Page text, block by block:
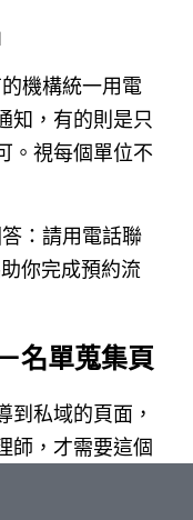
機構統一用電
知，有的則是只
。視每個單位不
：請用電話聯
你完成預約流
名單蒐集頁
到私域的頁面，
師，才需要這個
私域，就不需要